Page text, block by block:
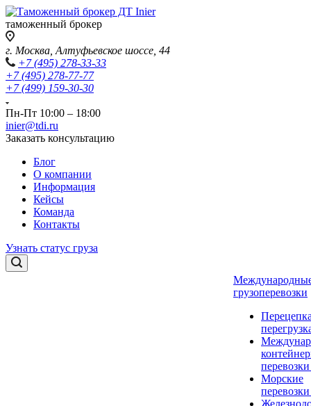
таможенный брокер
г. Москва, Алтуфьевское шоссе, 44
+7 (495) 278-33-33
+7 (495) 278-77-77
+7 (499) 159-30-30
Пн-Пт 10:00 – 18:00
inier@tdi.ru
Заказать консультацию
Блог
О компании
Информация
Кейсы
Команда
Контакты
Узнать статус груза
грузоперевозки
Морские